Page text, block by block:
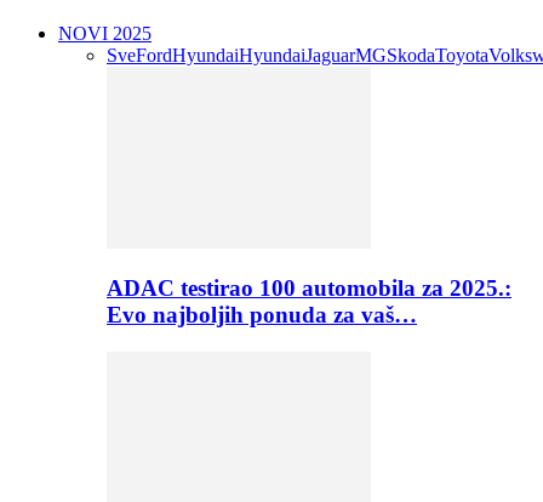
NOVI 2025
SveFordHyundaiHyundaiJaguarMGSkodaToyota
ADAC testirao 100 automobila za 2025.:
Evo najboljih ponuda za vaš…